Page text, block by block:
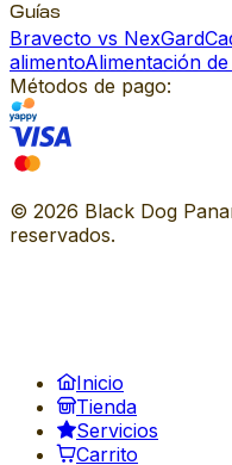
Guías
Bravecto vs NexGard
alimentoAlimentación
Métodos de pago:
© 2026 Black Dog
reservados.
Inicio
Tienda
Servicios
Carrito